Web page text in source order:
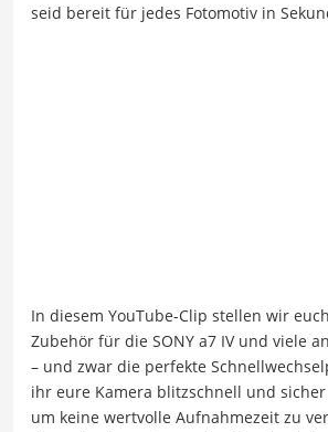
seid bereit für jedes Fotomotiv in
In diesem YouTube-Clip stellen wir
Zubehör für die SONY a7 IV und viele
– und zwar die perfekte
ihr eure Kamera blitzschnell und
um keine wertvolle Aufnahmezeit zu